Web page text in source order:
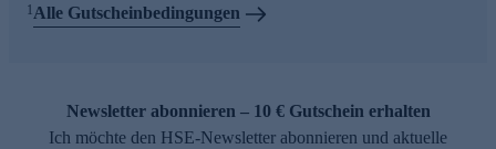
1 Alle Gutscheinbedingungen
Newsletter abonnieren – 10 € Gutschein erhalten
Ich möchte den HSE-Newsletter abonnieren und aktuelle